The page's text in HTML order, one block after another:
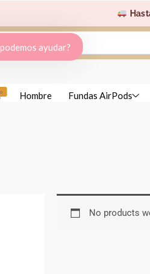
Hombre Fundas AirPods
No products
ayudar?